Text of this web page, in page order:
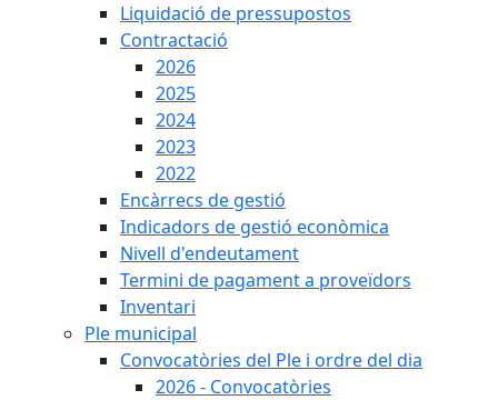
Liquidació de pressupostos
Contractació
2026
2025
2024
2023
2022
Encàrrecs de gestió
Indicadors de gestió econòmica
Nivell d'endeutament
Termini de pagament a proveïdors
Inventari
Ple municipal
Convocatòries del Ple i ordre del dia
2026 - Convocatòries